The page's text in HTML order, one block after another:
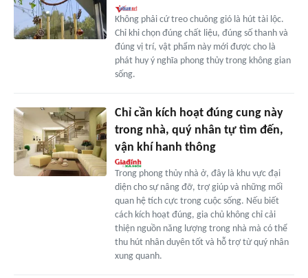
Không phải cứ treo chuông gió là hút tài lộc.
Chỉ khi chọn đúng chất liệu, đúng số thanh và
đúng vị trí, vật phẩm này mới được cho là
phát huy ý nghĩa phong thủy trong không gian
sống.
Chỉ cần kích hoạt đúng cung này
trong nhà, quý nhân tự tìm đến,
vận khí hanh thông
Trong phong thủy nhà ở, đây là khu vực đại
diện cho sự nâng đỡ, trợ giúp và những mối
quan hệ tích cực trong cuộc sống. Nếu biết
cách kích hoạt đúng, gia chủ không chỉ cải
thiện nguồn năng lượng trong nhà mà có thể
thu hút nhân duyên tốt và hỗ trợ từ quý nhân
xung quanh.